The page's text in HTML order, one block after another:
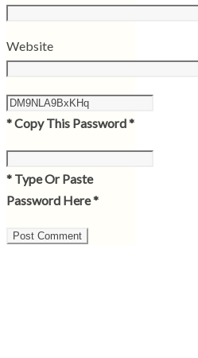
Website
* Copy This Password *
* Type Or Paste
Password Here *